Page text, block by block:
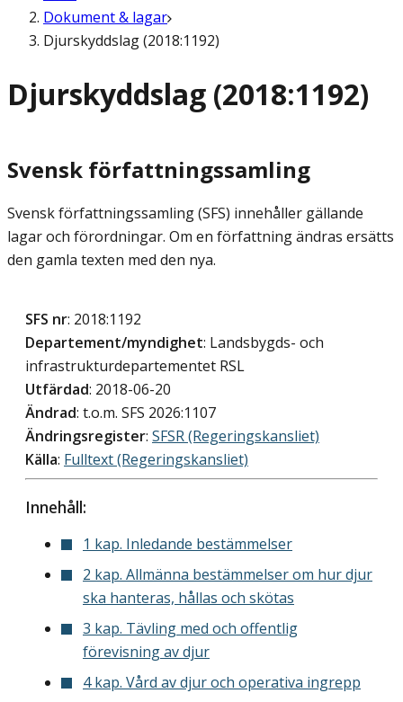
Dokument & lagar
Djurskyddslag (2018:1192)
Djurskyddslag (2018:1192)
Svensk författningssamling
Svensk författningssamling (SFS) innehåller gällande
lagar och förordningar. Om en författning ändras ersätts
den gamla texten med den nya.
SFS nr: 2018:1192
Departement/myndighet: Landsbygds- och
infrastrukturdepartementet RSL
Utfärdad: 2018-06-20
Ändrad: t.o.m. SFS 2026:1107
Ändringsregister: SFSR (Regeringskansliet)
Källa: Fulltext (Regeringskansliet)
Innehåll:
1 kap. Inledande bestämmelser
2 kap. Allmänna bestämmelser om hur djur
ska hanteras, hållas och skötas
3 kap. Tävling med och offentlig
förevisning av djur
4 kap. Vård av djur och operativa ingrepp